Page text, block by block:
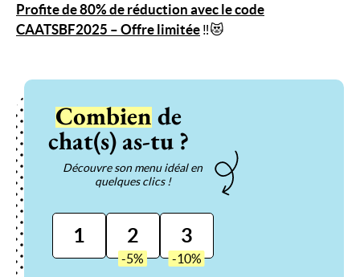
Profite de 80% de réduction avec le code
CAATSBF2025 – Offre limitée ‼️😻
Combiende
chat(s) as-tu ?
Découvre son menu idéal en
quelques clics !
1 2 3